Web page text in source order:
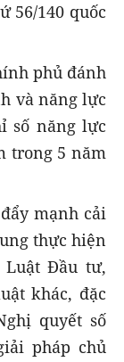
56/140 quốc
phủ đánh
và năng lực
số năng lực
trong 5 năm
mạnh cải
thực hiện
Luật Đầu tư,
khác, đặc
quyết số
pháp chủ